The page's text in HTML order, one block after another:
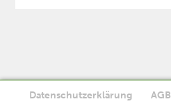
Datenschutzerklärung AGB